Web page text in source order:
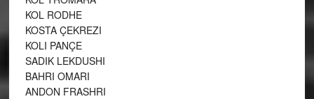
KOL RODHE
KOSTA ÇEKREZI
KOLI PANÇE
SADIK LEKDUSHI
BAHRI OMARI
ANDON FRASHRI